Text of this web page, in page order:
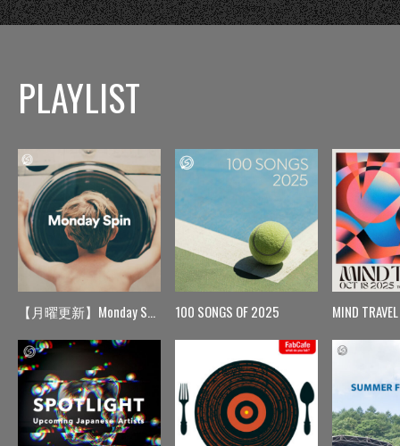
PLAYLIST
【月曜更新】Monday Spin 100 SONGS OF 2025 MIND TRAVEL